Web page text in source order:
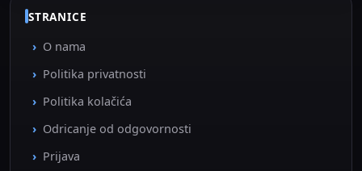
STRANICE
O nama
Politika privatnosti
Politika kolačića
Odricanje od odgovornosti
Prijava